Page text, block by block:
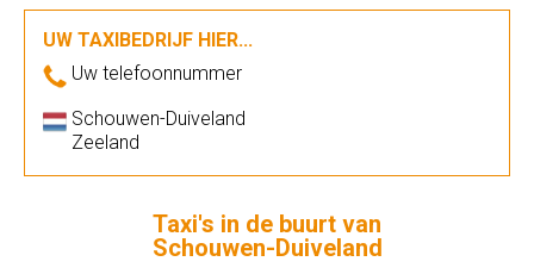
UW TAXIBEDRIJF HIER...
Uw telefoonnummer
Schouwen-Duiveland
Zeeland
Taxi's in de buurt van
Schouwen-Duiveland